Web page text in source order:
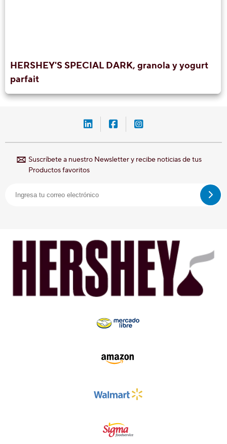
HERSHEY'S SPECIAL DARK, granola y yogurt
parfait
LinkedIn-Hershey-México
Facebook-Hershey-
Instagram-
Suscríbete a nuestro Newsletter y recibe noticias de tus
Productos favoritos